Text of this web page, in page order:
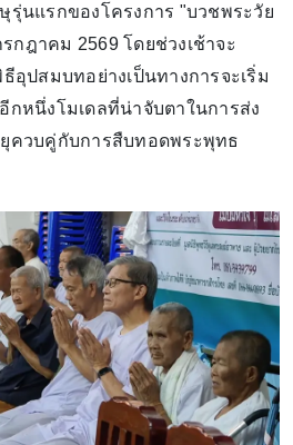
นแรกของโครงการ "บวชพระวัย
กฎาคม 2569 โดยช่วงเช้าจะ
อุปสมบทอย่างเป็นทางการจะเริ่ม
กหนึ่งโมเดลที่น่าจับตาในการส่ง
ควบคู่กับการสืบทอดพระพุทธ